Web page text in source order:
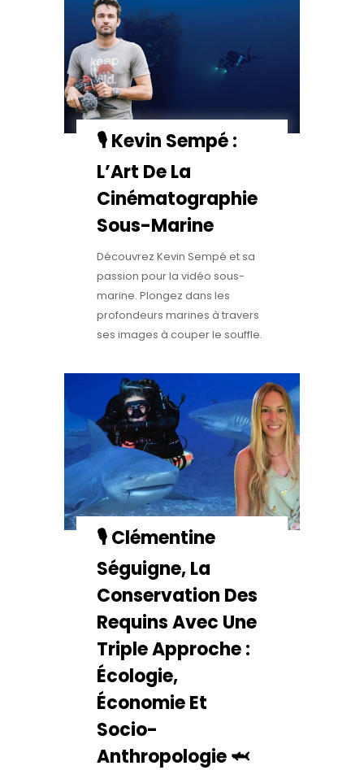
🎙️ Kevin Sempé :
L’Art De La
Cinématographie
Sous-Marine
Découvrez Kevin Sempé et sa
passion pour la vidéo sous-
marine. Plongez dans les
profondeurs marines à travers
ses images à couper le souffle.
🎙️ Clémentine
Séguigne, La
Conservation Des
Requins Avec Une
Triple Approche :
Écologie,
Économie Et
Socio-
Anthropologie 🦈